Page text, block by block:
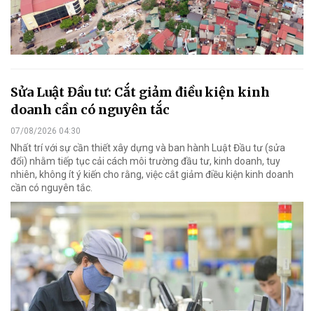
Sửa Luật Đầu tư: Cắt giảm điều kiện kinh
doanh cần có nguyên tắc
07/08/2026 04:30
Nhất trí với sự cần thiết xây dựng và ban hành Luật Đầu tư (sửa
đổi) nhằm tiếp tục cải cách môi trường đầu tư, kinh doanh, tuy
nhiên, không ít ý kiến cho rằng, việc cắt giảm điều kiện kinh doanh
cần có nguyên tắc.